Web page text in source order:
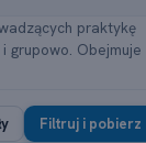
praktykę
grupowo. Obejmuje
Filtruj i pobierz